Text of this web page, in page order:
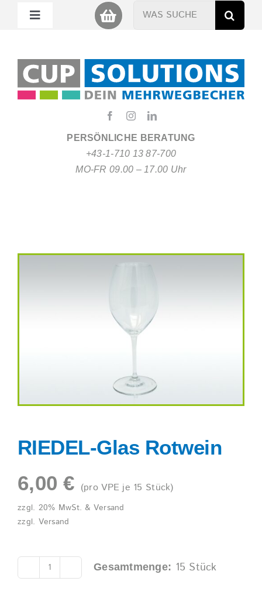
PERSÖNLICHE BERATUNG
+43-1-710 13 87-700
MO-FR 09.00 – 17.00 Uhr
Toggle
Miet Cup
Nachhaltigkeit
Suche
nach:
RIEDEL-Glas Rotwein
6,00€ (pro VPE je 15 Stück)
zzgl. 20% MwSt. & Versand
zzgl. Versand
RIEDEL-
Gesamtmenge: 15 Stück